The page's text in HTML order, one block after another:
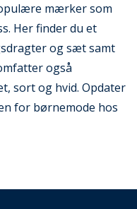
mærker som
Her finder du et
og sæt samt
også
sort og hvid. Opdater
for børnemode hos